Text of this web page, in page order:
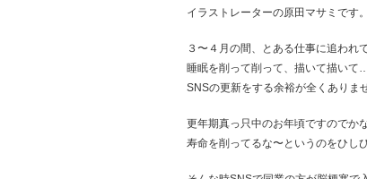
イラストレーターの原田マサミです。
３〜４月の間、とある仕事に追われ
睡眠を削って削って、描いて描いて
SNSの更新をする余裕が全くありま
更年期真っ只中のお年頃ですのでか
寿命を削ってるな〜というのをひし